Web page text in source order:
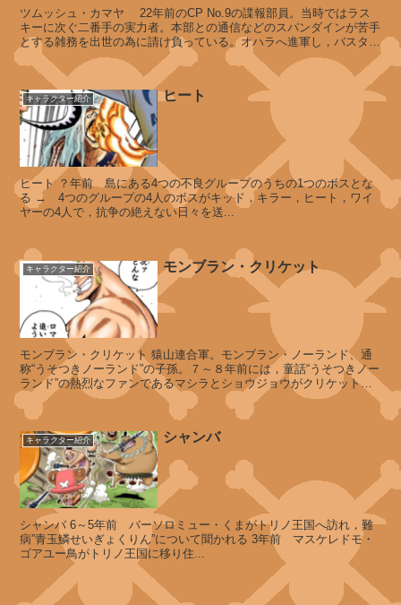
マ
ロ
・
ッ
ク
マ
ン
ロ
ウ
シ
ョ
コ
マ
ウ
ン
テ
ン
ツムッシュ・カマヤ 22年前のCP No.9の諜報部員。当時ではラス
キーに次ぐ二番手の実力者。本部との通信などのスパンダインが苦手
とする雑務を出世の為に請け負っている。オハラへ進軍し，バスター
コールに立ち会った。ス...
キャラクター紹介 ヒート
ヒート ？年前 島にある4つの不良グループのうちの1つのボスとな
る → 4つのグループの4人のボスがキッド，キラー，ヒート，ワイ
ヤーの4人で，抗争の絶えない日々を送...
キャラクター紹介 モンブラン・クリケット
モンブラン・クリケット 猿山連合軍。モンブラン・ノーランド、通
称“うそつきノーランド”の子孫。７～８年前には，童話“うそつきノー
ランド”の熱烈なファンであるマシラとショウジョウがクリケットの
元を訪れた。ジャヤ...
キャラクター紹介 シャンバ
シャンバ 6～5年前 バーソロミュー・くまがトリノ王国へ訪れ，難
病”青玉鱗せいぎょくりん”について聞かれる 3年前 マスケレドモ・
ゴアユー鳥がトリノ王国に移り住...